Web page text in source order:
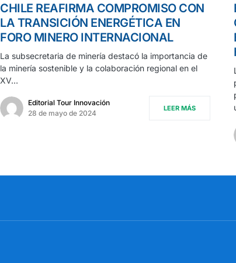
CHILE REAFIRMA COMPROMISO CON
LA TRANSICIÓN ENERGÉTICA EN
FORO MINERO INTERNACIONAL
La subsecretaria de minería destacó la importancia de
la minería sostenible y la colaboración regional en el
XV…
Editorial Tour Innovación
28 de mayo de 2024
LEER MÁS